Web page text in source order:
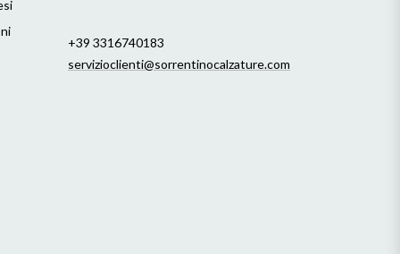
+39 3316740183
servizioclienti@sorrentinocalzature.com